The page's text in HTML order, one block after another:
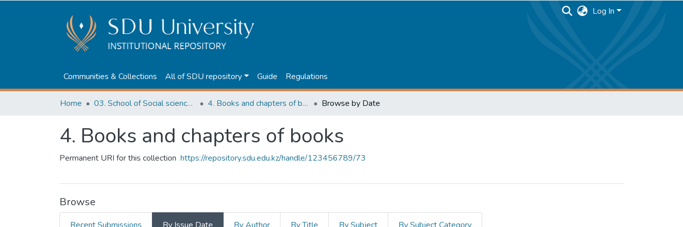
Log In
Communities & Collections All of SDU repository Guide Regulations
Home 03. School of Social sciences, Business and Law 4. Books and chapters of books Browse by Date
4. Books and chapters of books
Permanent URI for this collection https://repository.sdu.edu.kz/handle/123456789/73
Browse